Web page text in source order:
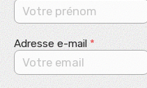
Adresse e-mail*